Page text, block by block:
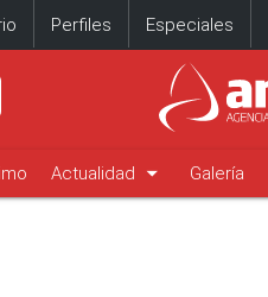
Perfiles Especiales
Actualidad arrow_drop_down Galería